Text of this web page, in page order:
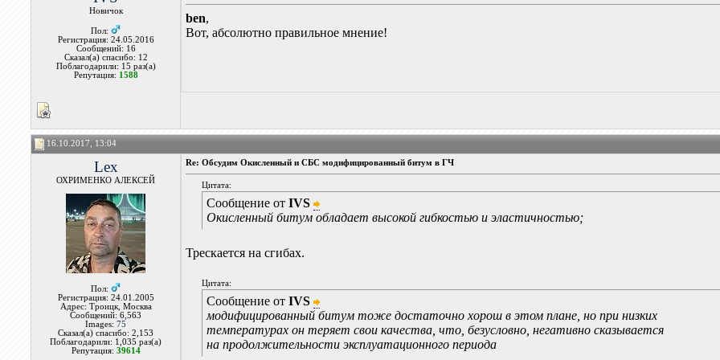
Новичок
Пол:
Регистрация: 24.05.2016
Сообщений: 16
Сказал(а) спасибо: 12
Поблагодарили: 15 раз(а)
Репутация: 1588
ben,
Вот, абсолютно правильное мнение!
16.10.2017, 13:04
Lex
ОХРИМЕНКО АЛЕКСЕЙ
Пол:
Регистрация: 24.01.2005
Адрес: Троицк, Москва
Сообщений: 6,563
Images:75
Сказал(а) спасибо: 2,153
Поблагодарили: 1,035 раз(а)
Репутация: 39614
Re: Обсудим Окисленный и СБС модифицированный битум в ГЧ
Цитата:
Сообщение отIVS
Окисленный битум обладает высокой гибкостью и эластичностью;
Трескается на сгибах.
Цитата:
Сообщение отIVS
модифицированный битум тоже достаточно хорош в этом плане, но при низких
температурах он теряет свои качества, что, безусловно, негативно сказывается
на продолжительности эксплуатационного периода